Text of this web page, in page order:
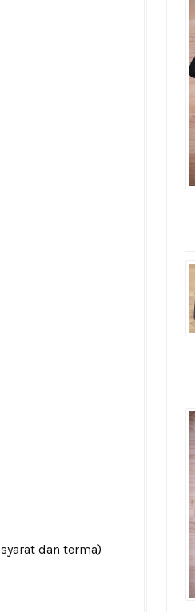
syarat dan terma)